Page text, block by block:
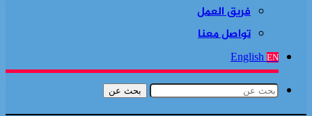
فريق العمل
تواصل معنا
English EN
بحث عن